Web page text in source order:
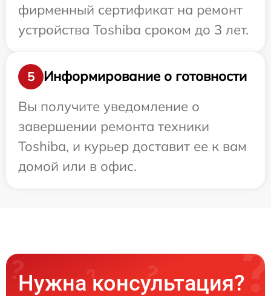
фирменный сертификат на ремонт
устройства Toshiba сроком до 3 лет.
5
Информирование о готовности
Вы получите уведомление о
завершении ремонта техники
Toshiba, и курьер доставит ее к вам
домой или в офис.
Нужна консультация?